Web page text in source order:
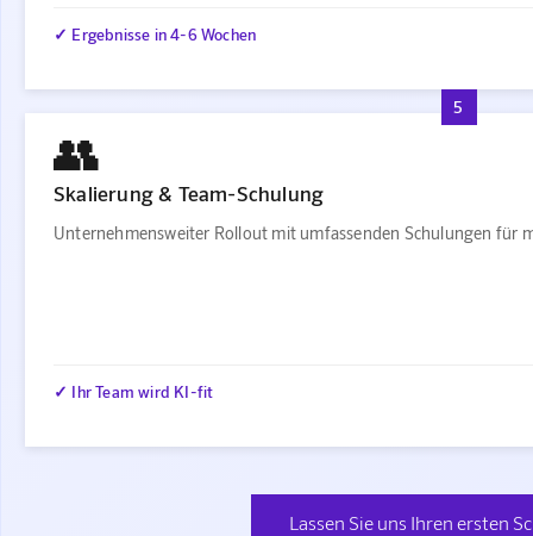
✓ Ergebnisse in 4-6 Wochen
5
👥
Skalierung & Team-Schulung
Unternehmensweiter Rollout mit umfassenden Schulungen für
✓ Ihr Team wird KI-fit
Lassen Sie uns Ihren ersten